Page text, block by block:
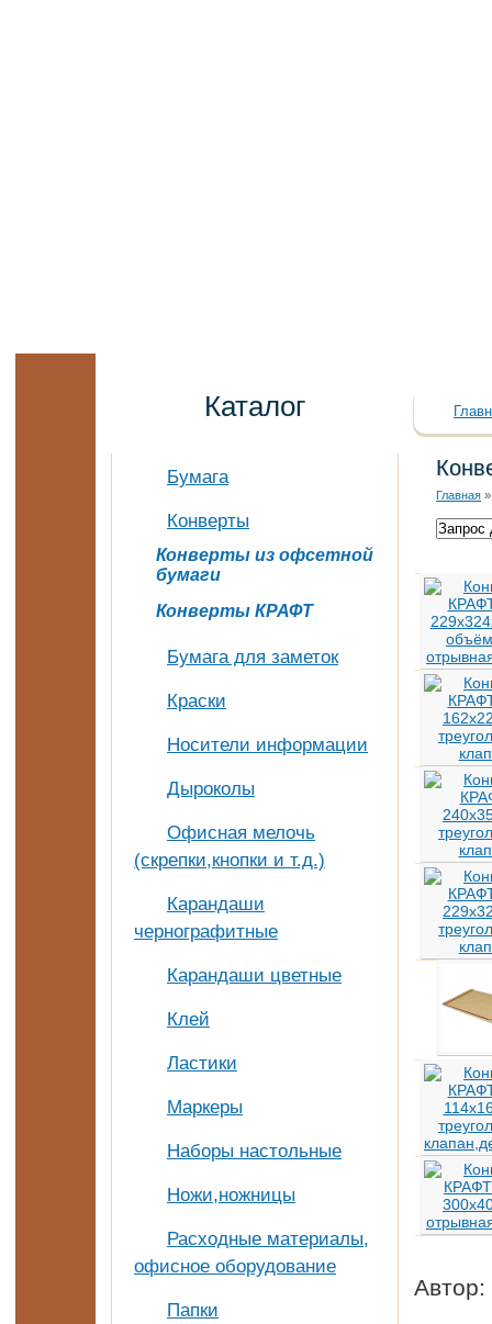
Каталог
Бумага
Конверты
Конверты из офсетной
бумаги
Конверты КРАФТ
Бумага для заметок
Краски
Носители информации
Дыроколы
Офисная мелочь
(скрепки,кнопки и т.д.)
Карандаши
чернографитные
Карандаши цветные
Клей
Ластики
Маркеры
Наборы настольные
Ножи,ножницы
Расходные материалы,
офисное оборудование
Папки
Главная
Автор: